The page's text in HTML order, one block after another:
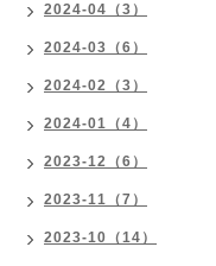
2024-04（3）
2024-03（6）
2024-02（3）
2024-01（4）
2023-12（6）
2023-11（7）
2023-10（14）